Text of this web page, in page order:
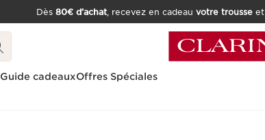
Dès 80€ d’achat, recevez en cadeau votre trousseet
Guide cadeauxOffres Spéciales